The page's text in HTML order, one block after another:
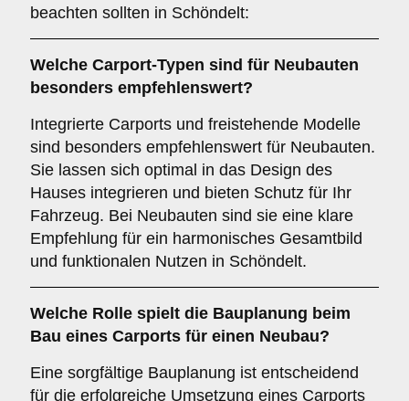
beachten sollten in Schöndelt:
Welche Carport-Typen sind für Neubauten
besonders empfehlenswert?
Integrierte Carports und freistehende Modelle
sind besonders empfehlenswert für Neubauten.
Sie lassen sich optimal in das Design des
Hauses integrieren und bieten Schutz für Ihr
Fahrzeug. Bei Neubauten sind sie eine klare
Empfehlung für ein harmonisches Gesamtbild
und funktionalen Nutzen in Schöndelt.
Welche Rolle spielt die Bauplanung beim
Bau eines Carports für einen Neubau?
Eine sorgfältige Bauplanung ist entscheidend
für die erfolgreiche Umsetzung eines Carports